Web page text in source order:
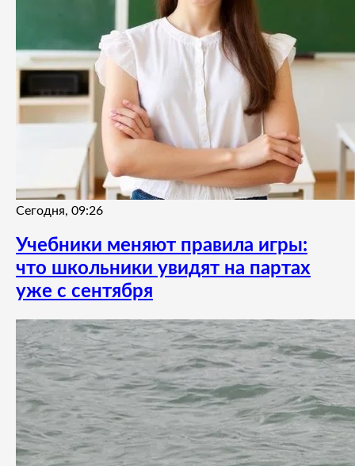
Сегодня, 09:26
Учебники меняют правила игры:
что школьники увидят на партах
уже с сентября